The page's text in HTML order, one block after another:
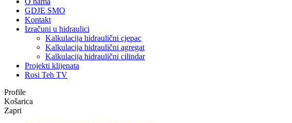
GDJE SMO
Kontakt
Izračuni u hidraulici
Kalkulacija hidraulični cjepac
Kalkulacija hidraulični agregat
Kalkulacija hidraulični cilindar
Projekti klijenata
Rosi Teh TV
Profile
Košarica
Zapri